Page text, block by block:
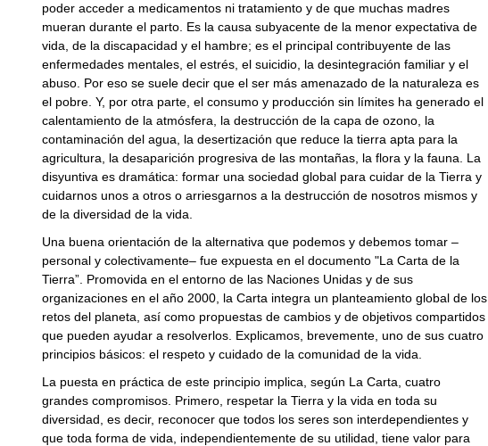
poder acceder a medicamentos ni tratamiento y de que muchas madres
mueran durante el parto. Es la causa subyacente de la menor expectativa de
vida, de la discapacidad y el hambre; es el principal contribuyente de las
enfermedades mentales, el estrés, el suicidio, la desintegración familiar y el
abuso. Por eso se suele decir que el ser más amenazado de la naturaleza es
el pobre. Y, por otra parte, el consumo y producción sin límites ha generado el
calentamiento de la atmósfera, la destrucción de la capa de ozono, la
contaminación del agua, la desertización que reduce la tierra apta para la
agricultura, la desaparición progresiva de las montañas, la flora y la fauna. La
disyuntiva es dramática: formar una sociedad global para cuidar de la Tierra y
cuidarnos unos a otros o arriesgarnos a la destrucción de nosotros mismos y
de la diversidad de la vida.
Una buena orientación de la alternativa que podemos y debemos tomar –
personal y colectivamente– fue expuesta en el documento "La Carta de la
Tierra”. Promovida en el entorno de las Naciones Unidas y de sus
organizaciones en el año 2000, la Carta integra un planteamiento global de los
retos del planeta, así como propuestas de cambios y de objetivos compartidos
que pueden ayudar a resolverlos. Explicamos, brevemente, uno de sus cuatro
principios básicos: el respeto y cuidado de la comunidad de la vida.
La puesta en práctica de este principio implica, según La Carta, cuatro
grandes compromisos. Primero, respetar la Tierra y la vida en toda su
diversidad, es decir, reconocer que todos los seres son interdependientes y
que toda forma de vida, independientemente de su utilidad, tiene valor para